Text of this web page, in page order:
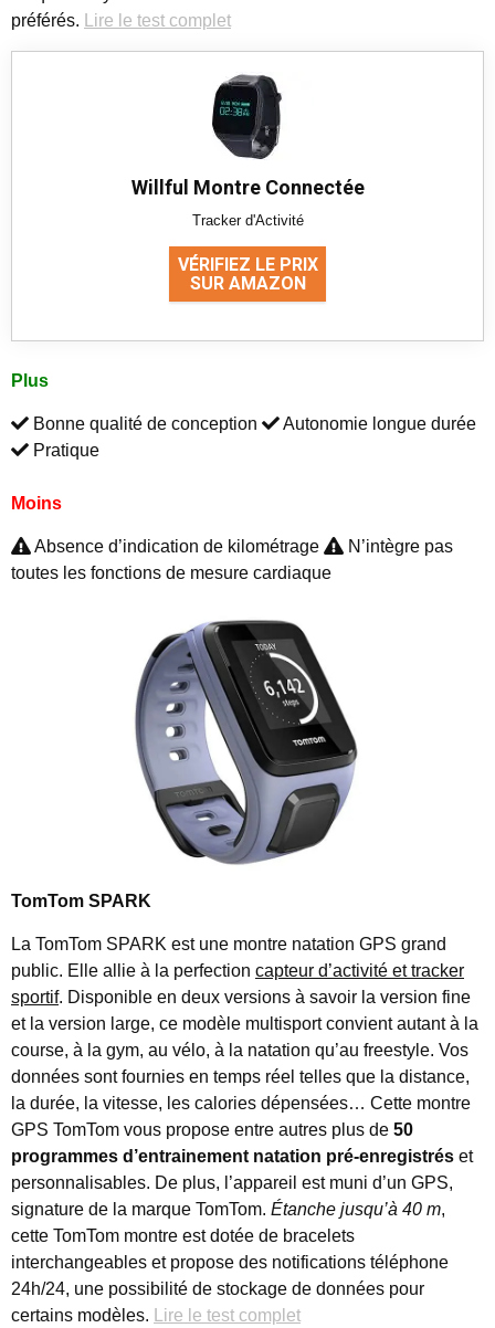
préférés.
Lire le test complet
Willful Montre Connectée
Tracker d'Activité
VÉRIFIEZ LE PRIX
SUR AMAZON
Plus
Bonne qualité de conception
Autonomie longue durée
Pratique
Moins
Absence d’indication de kilométrage
N’intègre pas
toutes les fonctions de mesure cardiaque
TomTom SPARK
La TomTom SPARK est une montre natation GPS grand
public. Elle allie à la perfection capteur d’activité et tracker
sportif. Disponible en deux versions à savoir la version fine
et la version large, ce modèle multisport convient autant à la
course, à la gym, au vélo, à la natation qu’au freestyle. Vos
données sont fournies en temps réel telles que la distance,
la durée, la vitesse, les calories dépensées… Cette montre
GPS TomTom vous propose entre autres plus de 50
programmes d’entrainement natation pré-enregistrés et
personnalisables. De plus, l’appareil est muni d’un GPS,
signature de la marque TomTom. Étanche jusqu’à 40 m,
cette TomTom montre est dotée de bracelets
interchangeables et propose des notifications téléphone
24h/24, une possibilité de stockage de données pour
certains modèles.
Lire le test complet